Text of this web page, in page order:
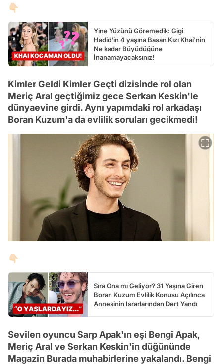
👇🏻
Yine Yüzünü Göremedik: Gigi
Hadid'in 4 yaşına Basan Kızı Khai'nin
Ne kadar Büyüdüğüne
İnanamayacaksınız!
Kimler Geldi Kimler Geçti dizisinde rol olan
Meriç Aral geçtiğimiz gece Serkan Keskin'le
dünyaevine girdi. Aynı yapımdaki rol arkadaşı
Boran Kuzum'a da evlilik soruları gecikmedi!
👇🏻
Sıra Ona mı Geliyor? 31 Yaşına Giren
Boran Kuzum Evlilik Konusu Açılınca
Annesinin Israrlarından Dert Yandı
Sevilen oyuncu Sarp Apak'ın eşi Bengi Apak,
Meriç Aral ve Serkan Keskin'in düğününde
Magazin Burada muhabirlerine yakalandı. Bengi